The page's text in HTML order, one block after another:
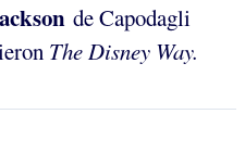
deCapodagli
The Disney Way.